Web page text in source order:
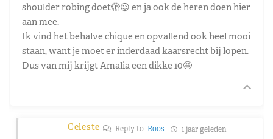
shoulder robing doet🫣😉 en ja ook de heren doen hier
aan mee.
Ik vind het behalve chique en opvallend ook heel mooi
staan, want je moet er inderdaad kaarsrecht bij lopen.
Dus van mij krijgt Amalia een dikke 10🤩
Celeste Reply to Roos 1 jaar geleden